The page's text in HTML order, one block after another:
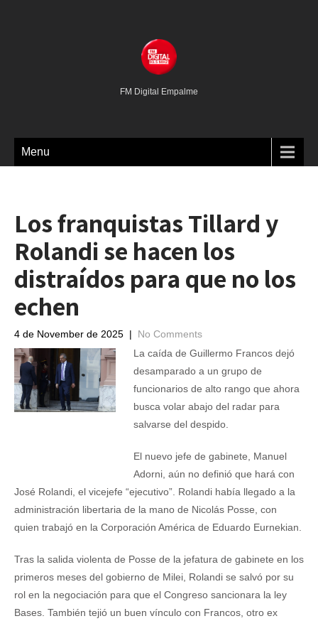
FM Digital Empalme
Menu
Los franquistas Tillard y
Rolandi se hacen los
distraídos para que no los
echen
4 de November de 2025 | No Comments
La caída de Guillermo Francos dejó
desamparado a un grupo de
funcionarios de alto rango que ahora
busca volar abajo del radar para
salvarse del despido.
El nuevo jefe de gabinete, Manuel
Adorni, aún no definió que hará con
José Rolandi, el vicejefe “ejecutivo”. Rolandi había llegado a la
administración libertaria de la mano de Nicolás Posse, con
quien trabajó en la Corporación América de Eduardo Eurnekian.
Tras la salida violenta de Posse de la jefatura de gabinete en los
primeros meses del gobierno de Milei, Rolandi se salvó por su
rol en la negociación para que el Congreso sancionara la ley
Bases. También tejió un buen vínculo con Francos, otro ex